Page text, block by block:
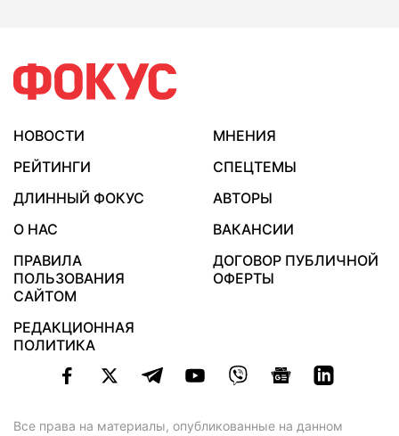
НОВОСТИ
МНЕНИЯ
РЕЙТИНГИ
СПЕЦТЕМЫ
ДЛИННЫЙ ФОКУС
АВТОРЫ
О НАС
ВАКАНСИИ
ПРАВИЛА
ПОЛЬЗОВАНИЯ
САЙТОМ
ДОГОВОР ПУБЛИЧНОЙ
ОФЕРТЫ
РЕДАКЦИОННАЯ
ПОЛИТИКА
Все права на материалы, опубликованные на данном